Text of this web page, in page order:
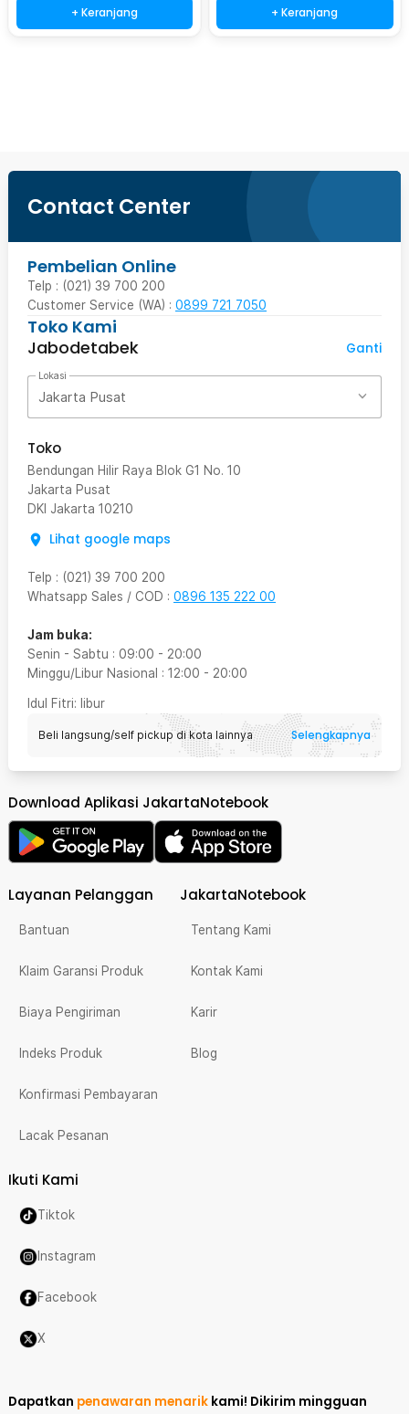
+ Keranjang + Keranjang
Contact Center
Pembelian Online
Telp : (021) 39 700 200
Customer Service (WA) : 0899 721 7050
Toko Kami
Jabodetabek
Ganti
Lokasi
Jakarta Pusat
Toko
Bendungan Hilir Raya Blok G1 No. 10
Jakarta Pusat
DKI Jakarta 10210
Lihat google maps
Telp : (021) 39 700 200
Whatsapp Sales / COD : 0896 135 222 00
Jam buka:
Senin - Sabtu : 09:00 - 20:00
Minggu/Libur Nasional : 12:00 - 20:00
Idul Fitri: libur
Beli langsung/self pickup di kota lainnya Selengkapnya
Download Aplikasi JakartaNotebook
Layanan Pelanggan
Bantuan
Klaim Garansi Produk
Biaya Pengiriman
Indeks Produk
Konfirmasi Pembayaran
Lacak Pesanan
JakartaNotebook
Tentang Kami
Kontak Kami
Karir
Blog
Ikuti Kami
Tiktok
Instagram
Facebook
X
Dapatkan penawaran menarik kami! Dikirim mingguan